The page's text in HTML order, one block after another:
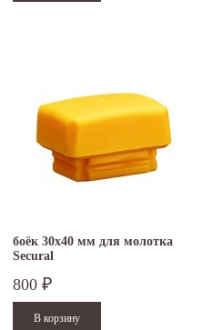
боёк 30x40 мм для молотка
Secural
800 ₽